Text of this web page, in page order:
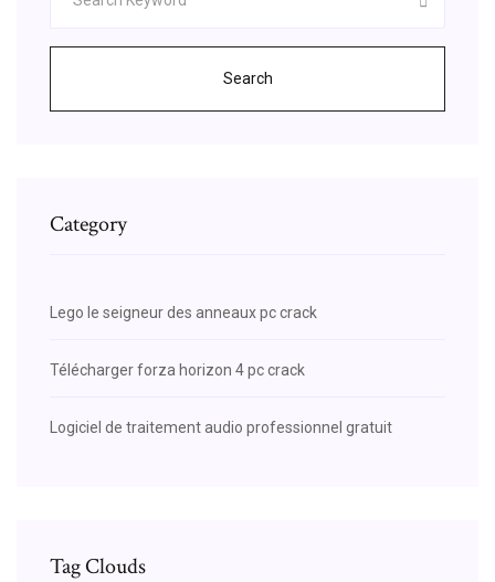
Search
Category
Lego le seigneur des anneaux pc crack
Télécharger forza horizon 4 pc crack
Logiciel de traitement audio professionnel gratuit
Tag Clouds